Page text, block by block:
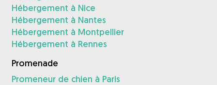
Hébergement à Nice
Hébergement à Nantes
Hébergement à Montpellier
Hébergement à Rennes
Promenade
Promeneur de chien à Paris